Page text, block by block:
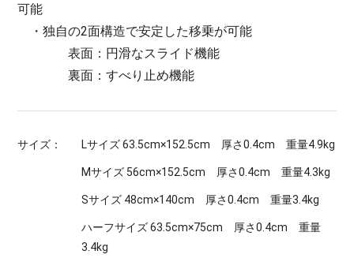
可能
・独自の2面構造で安定した移乗が可能
表面：円滑なスライド機能
裏面：すべり止め機能
サイズ： Lサイズ 63.5cm×152.5cm 厚さ0.4cm 重量4.9kg
Mサイズ 56cm×152.5cm 厚さ0.4cm 重量4.3kg
Sサイズ 48cm×140cm 厚さ0.4cm 重量3.4kg
ハーフサイズ 63.5cm×75cm 厚さ0.4cm 重量
3.4kg